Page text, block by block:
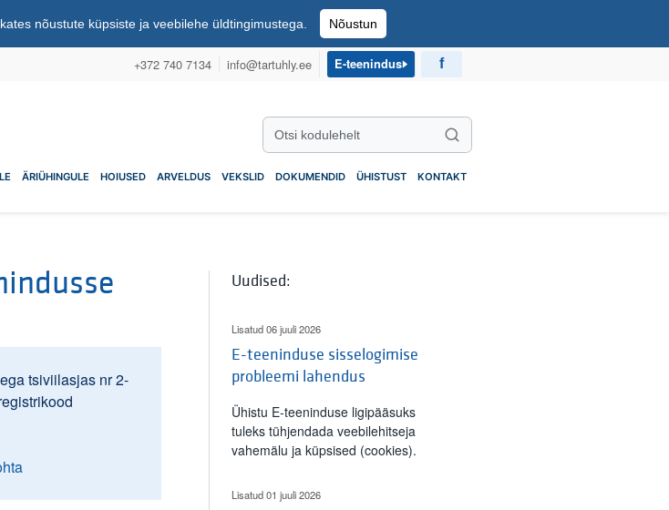
nõustute küpsiste ja veebilehe üldtingimustega. Nõustun
+372 740 7134 info@tartuhly.ee E-teenindus
Otsi kodulehelt
Otsi
ÄRIÜHINGULE HOIUSED ARVELDUS VEKSLID DOKUMENDID ÜHISTUST KONTAKT
tsiviilasjas nr 2-
Uudised:
Lisatud 06 juuli 2026
E-teeninduse sisselogimise
probleemi lahendus
Ühistu E-teeninduse ligipääsuks
tuleks tühjendada veebilehitseja
vahemälu ja küpsised (cookies).
Lisatud 01 juuli 2026